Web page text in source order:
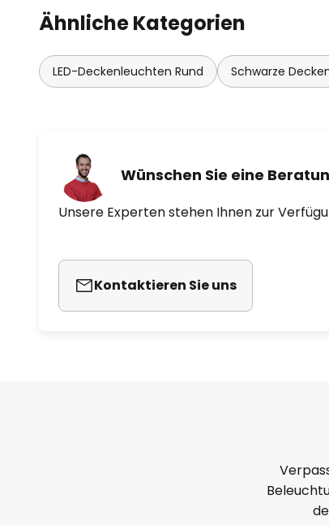
Ähnliche Kategorien
LED-Deckenleuchten Rund Schwarze
Wünschen Sie eine
Unsere Experten stehen Ihnen zur
Kontaktieren Sie uns